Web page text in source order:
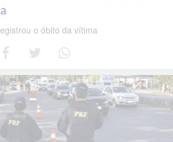
o óbito da vítima